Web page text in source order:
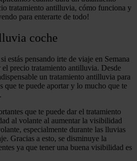
tratamiento antilluvia, cómo funciona y
para enterarte de todo!
coche
estás pensando irte de viaje en Semana
el precio tratamiento antilluvia. Desde
un tratamiento antilluvia para
que te puede aportar y lo mucho que te
que te puede dar el tratamiento
al volante al aumentar la visibilidad
especialmente durante las lluvias
Gracias a esto, se disminuye la
ya que tener una buena visibilidad es